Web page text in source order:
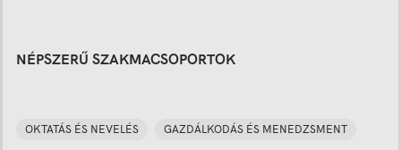
NÉPSZERŰ SZAKMACSOPORTOK
OKTATÁS ÉS NEVELÉS GAZDÁLKODÁS ÉS MENEDZSMENT